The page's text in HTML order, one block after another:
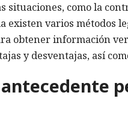
situaciones, como la
existen varios métodos
obtener información
y desventajas, así
antecedente